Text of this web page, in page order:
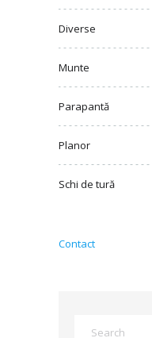
Diverse
Munte
Parapantă
Planor
Schi de tură
Contact